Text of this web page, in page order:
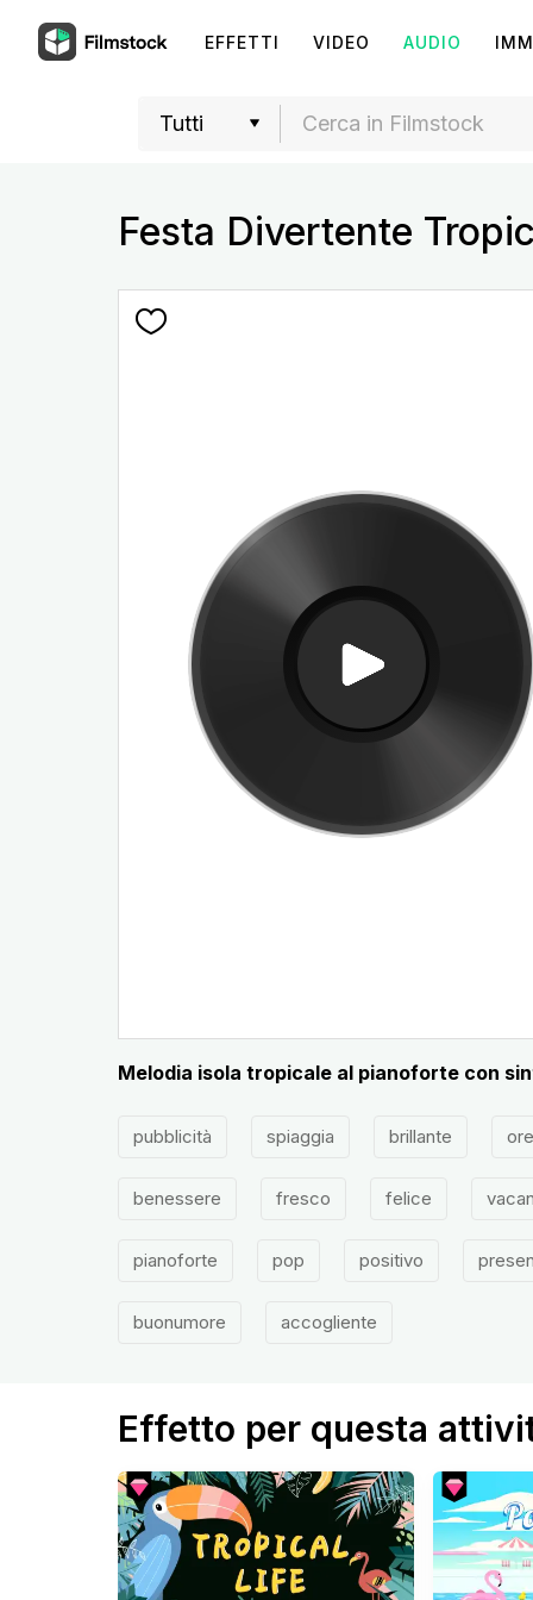
EFFETTI VIDEO AUDIO
Festa Divertente
Melodia isola tropicale al pianoforte con
pubblicità spiaggia brillante
benessere fresco felice
pianoforte pop positivo
buonumore accogliente
Effetto per questa